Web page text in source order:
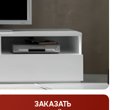
ЗАКАЗАТЬ